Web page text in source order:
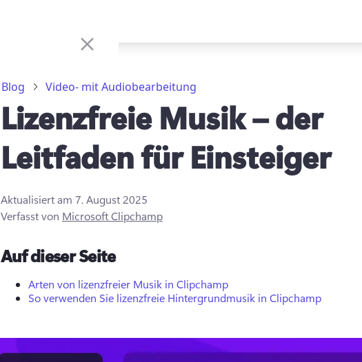
Blog Video- mit Audiobearbeitung
Lizenzfreie Musik – der
Leitfaden für Einsteiger
Aktualisiert am 7. August 2025
Verfasst von Microsoft Clipchamp
Auf dieser Seite
Arten von lizenzfreier Musik in Clipchamp
So verwenden Sie lizenzfreie Hintergrundmusik in Clipchamp